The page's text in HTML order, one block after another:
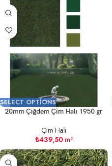
SELECT OPTIONS
20mm Çiğdem Çim Halı 1950 gr
Çim Halı
₺439,50m²